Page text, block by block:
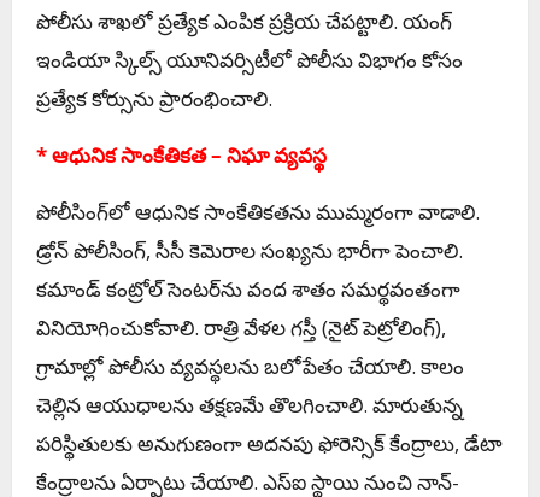
పోలీసు శాఖలో ప్రత్యేక ఎంపిక ప్రక్రియ చేపట్టాలి. యంగ్
ఇండియా స్కిల్స్ యూనివర్సిటీలో పోలీసు విభాగం కోసం
ప్రత్యేక కోర్సును ప్రారంభించాలి.
* ఆధునిక సాంకేతికత – నిఘా వ్యవస్థ
పోలీసింగ్‌లో ఆధునిక సాంకేతికతను ముమ్మరంగా వాడాలి.
డ్రోన్ పోలీసింగ్, సీసీ కెమెరాల సంఖ్యను భారీగా పెంచాలి.
కమాండ్ కంట్రోల్ సెంటర్‌ను వంద శాతం సమర్థవంతంగా
వినియోగించుకోవాలి. రాత్రి వేళల గస్తీ (నైట్ పెట్రోలింగ్),
గ్రామాల్లో పోలీసు వ్యవస్థలను బలోపేతం చేయాలి. కాలం
చెల్లిన ఆయుధాలను తక్షణమే తొలగించాలి. మారుతున్న
పరిస్థితులకు అనుగుణంగా అదనపు ఫోరెన్సిక్ కేంద్రాలు, డేటా
కేంద్రాలను ఏర్పాటు చేయాలి. ఎస్‌ఐ స్థాయి నుంచి నాన్-